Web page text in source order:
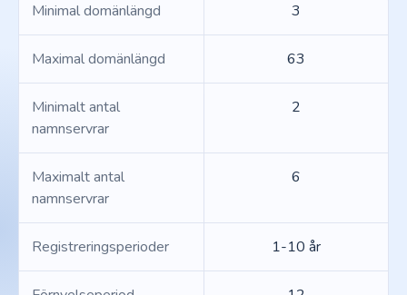
Minimal domänlängd 3
Maximal domänlängd 63
Minimalt antal
namnservrar
2
Maximalt antal
namnservrar
6
Registreringsperioder 1-10 år